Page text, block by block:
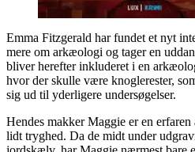
Emma Fitzgerald har fundet et nyt
mere om arkæologi og tager en
bliver herefter inkluderet i en
hvor der skulle være knoglerester,
sig ud til yderligere undersøgelser.
Hendes makker Maggie er en
lidt tryghed. Da de midt under